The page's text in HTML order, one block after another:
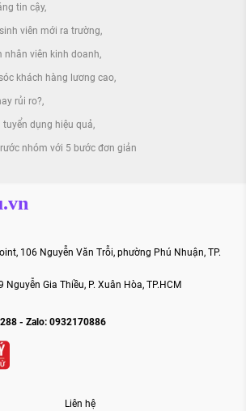
tin cậy
viên mới ra trường
nhân viên kinh doanh
khách hàng lương cao
rủi ro?
dụng hiệu quả
nhóm với 5 bước đơn giản
106 Nguyễn Văn Trỗi, phường Phú Nhuận, TP.
Gia Thiều, P. Xuân Hòa, TP.HCM
- Zalo: 0932170886
Liên hệ